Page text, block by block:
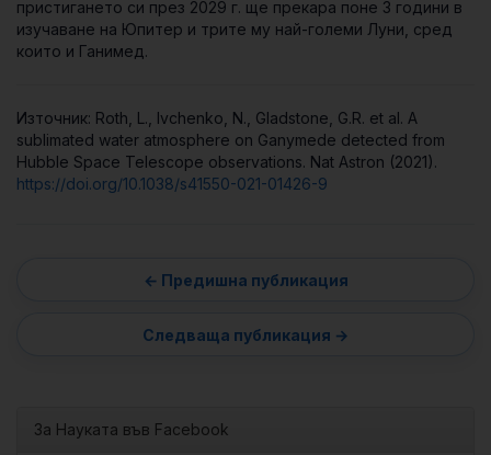
пристигането си през 2029 г. ще прекара поне 3 години в
изучаване на Юпитер и трите му най-големи Луни, сред
които и Ганимед.
Източник: Roth, L., Ivchenko, N., Gladstone, G.R. et al. A
sublimated water atmosphere on Ganymede detected from
Hubble Space Telescope observations. Nat Astron (2021).
https://doi.org/10.1038/s41550-021-01426-9
За Науката във Facebook